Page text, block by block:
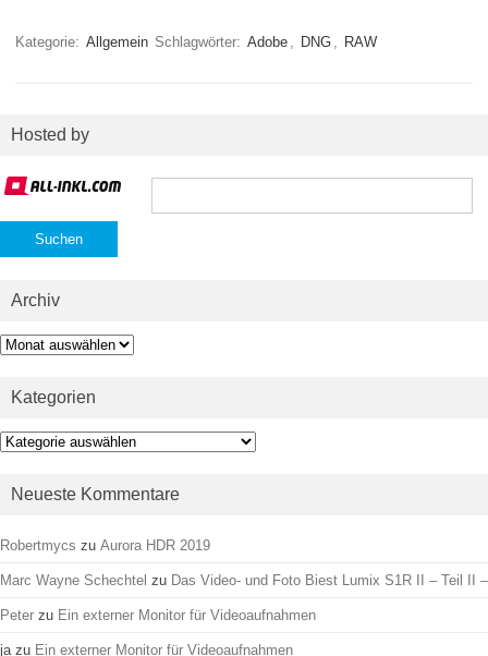
Kategorie: Allgemein Schlagwörter: Adobe , DNG , RAW
Hosted by
Suchen
Archiv
Archiv
Kategorien
Kategorien
Neueste Kommentare
Robertmycs zu Aurora HDR 2019
Marc Wayne Schechtel zu Das Video- und Foto Biest Lumix S1R II – Teil II –
Peter zu Ein externer Monitor für Videoaufnahmen
jazu Ein externer Monitor für Videoaufnahmen